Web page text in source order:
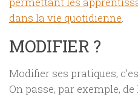
dans la vie quotidienne
MODIFIER ?
Modifier ses pratiques,
On passe, par exemple,